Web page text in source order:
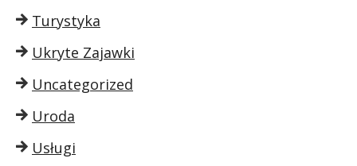
Turystyka
Ukryte Zajawki
Uncategorized
Uroda
Usługi